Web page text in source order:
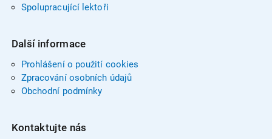
Spolupracující lektoři
Další informace
Prohlášení o použití cookies
Zpracování osobních údajů
Obchodní podmínky
Kontaktujte nás